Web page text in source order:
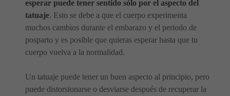
esperar puede tener sentido sólo por el aspecto del
tatuaje. Esto se debe a que el cuerpo experimenta
muchos cambios durante el embarazo y el periodo de
posparto y es posible que quieras esperar hasta que tu
cuerpo vuelva a la normalidad.
Un tatuaje puede tener un buen aspecto al principio, pero
puede distorsionarse o desviarse después de recuperar la